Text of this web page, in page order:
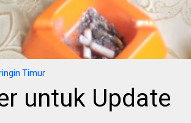
Timur
untuk Update